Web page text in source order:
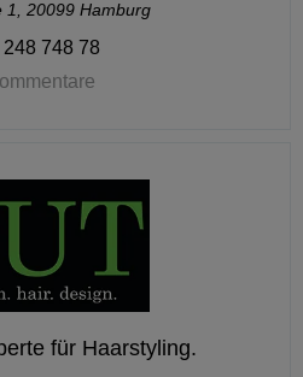
1, 20099 Hamburg
748 78
für Haarstyling.